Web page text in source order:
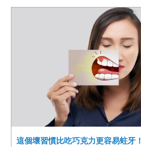
這個壞習慣比吃巧克力更容易蛀牙！